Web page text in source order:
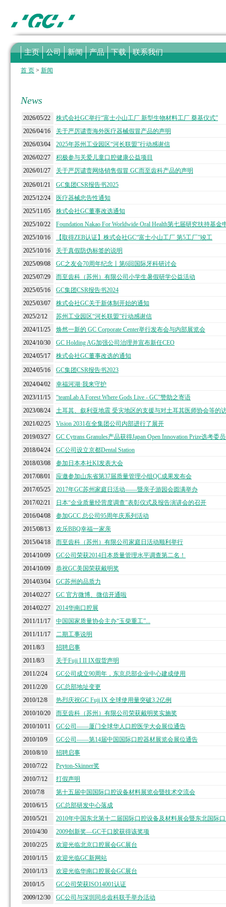
主页 公司 新闻 产品 下载 联系我们
首 页 > 新闻
News
2026/05/22
株式会社GC举行“富士小山工厂 新型生物材料工厂 奠基仪式”
2026/04/16
关于严厉谴责海外医疗器械假冒产品的声明
2026/03/04
2025年苏州工业园区“河长联盟”行动感谢信
2026/02/27
积极参与关爱儿童口腔健康公益项目
2026/01/27
关于严厉谴责网络销售假冒 GC而至齿科产品的声明
2026/01/21
GC集团CSR报告书2025
2025/12/24
医疗器械忠告性通知
2025/11/05
株式会社GC董事改选通知
2025/10/22
Foundation Nakao For Worldwide Oral Health第七届研究扶持基金
2025/10/16
【取得ZEB认证】株式会社GC“富士小山工厂 第5工厂”竣工
2025/10/16
关于真假防伪标签的说明
2025/09/08
GC之友会70周年纪念丨第6回国际牙科研讨会
2025/07/29
而至齿科（苏州）有限公司小学生暑假研学公益活动
2025/05/16
GC集团CSR报告书2024
2025/03/07
株式会社GC关于新体制开始的通知
2025/2/12
苏州工业园区“河长联盟”行动感谢信
2024/11/25
焕然一新的 GC Corporate Center举行发布会与内部展览会
2024/10/30
GC Holding AG加强公司治理并宣布新任CEO
2024/05/17
株式会社GC董事改选的通知
2024/05/16
GC集团CSR报告书2023
2024/04/02
幸福河湖·我来守护
2023/11/15
“teamLab A Forest Where Gods Live - GC”赞助之寄语
2023/08/24
土耳其、叙利亚地震 受灾地区的支援与对土耳其医师协会等的
2021/02/25
Vision 2031在全集团公司内部进行了展开
2019/03/27
GC Cytrans Granules产品获得Japan Open Innovation Prize选考委
2018/04/24
GC公司设立京都Dental Station
2018/03/08
参加日本本社KI发表大会
2017/08/01
应邀参加山东省第37届质量管理小组QC成果发布会
2017/05/25
2017年GC苏州家庭日活动——暨亲子游园会圆满举办
2017/02/21
日本“企业质量经营度调查”表彰仪式及报告演讲会的召开
2016/04/08
参加GCC 总公司95周年庆系列活动
2015/08/13
欢乐BBQ幸福一家亲
2015/04/18
而至齿科（苏州）有限公司家庭日活动顺利举行
2014/10/09
GC公司荣获2014日本质量管理水平调查第二名！
2014/10/09
恭祝GC美国荣获戴明奖
2014/03/04
GC苏州的品质力
2014/02/27
GC 官方微博、微信开通啦
2014/02/27
2014华南口腔展
2011/11/17
中国国家质量协会主办“玉柴重工”...
2011/11/17
二期工事说明
2011/8/3
招聘启事
2011/8/3
关于Fuji I II IX假货声明
2011/2/24
GC公司成立90周年，东京总部企业中心建成使用
2011/2/20
GC总部地址变更
2010/12/8
热烈庆祝GC Fuji IX 全球使用量突破3.2亿例
2010/10/20
而至齿科（苏州）有限公司荣获戴明奖实施奖
2010/10/11
GC公司——厦门全球华人口腔医学大会展位通告
2010/10/9
GC公司——第14届中国国际口腔器材展览会展位通告
2010/8/10
招聘启事
2010/7/22
Peyton-Skinner奖
2010/7/12
打假声明
2010/7/8
第十五届中国国际口腔设备材料展览会暨技术交流会
2010/6/15
GC总部研发中心落成
2010/5/21
2010年中国东北第十二届国际口腔设备及材料展会暨东北国际
2010/4/30
2009创新奖—GC干口胶获得该奖项
2010/2/25
欢迎光临北京口腔展会GC展台
2010/1/15
欢迎光临GC新网站
2010/1/13
欢迎光临华南口腔展会GC展台
2010/1/5
GC公司荣获ISO14001认证
2009/12/30
GC公司与深圳同步齿科联手举办活动